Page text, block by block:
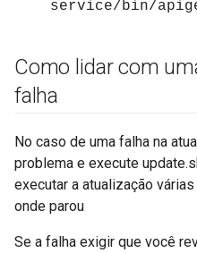
service/bin/
Como lidar com
falha
No caso de uma falha na
problema e execute
executar a atualização
onde parou
Se a falha exigir que você